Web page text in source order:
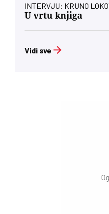
INTERVJU: KRUNO
U vrtu knjiga
Vidi sve